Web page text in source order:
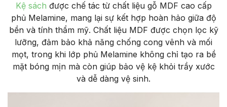
Kệ sách được chế tác từ chất liệu gỗ MDF cao cấp
phủ Melamine, mang lại sự kết hợp hoàn hảo giữa độ
bền và tính thẩm mỹ. Chất liệu MDF được chọn lọc kỹ
lưỡng, đảm bảo khả năng chống cong vênh và mối
mọt, trong khi lớp phủ Melamine không chỉ tạo ra bề
mặt bóng mịn mà còn giúp bảo vệ kệ khỏi trầy xước
và dễ dàng vệ sinh.